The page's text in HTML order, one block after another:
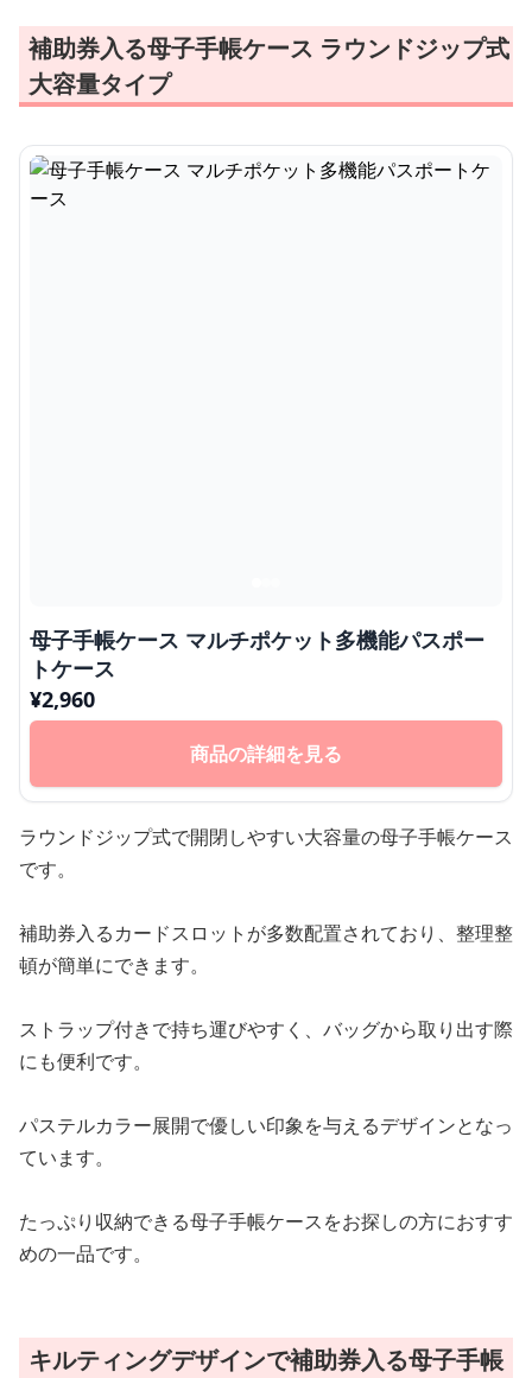
補助券入る母子手帳ケース ラウンドジップ式
大容量タイプ
母子手帳ケース マルチポケット多機能パスポー
トケース
¥2,960
商品の詳細を見る
ラウンドジップ式で開閉しやすい大容量の母子手帳ケース
です。
補助券入るカードスロットが多数配置されており、整理整
頓が簡単にできます。
ストラップ付きで持ち運びやすく、バッグから取り出す際
にも便利です。
パステルカラー展開で優しい印象を与えるデザインとなっ
ています。
たっぷり収納できる母子手帳ケースをお探しの方におすす
めの一品です。
キルティングデザインで補助券入る母子手帳